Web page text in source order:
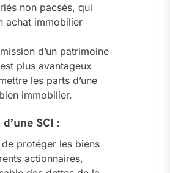
non pacsés, qui
achat immobilier
d’un patrimoine
plus avantageux
les parts d’une
immobilier.
SCI :
protéger les biens
actionnaires,